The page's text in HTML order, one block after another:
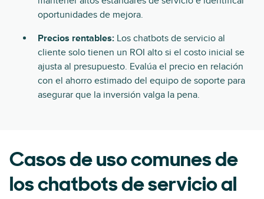
oportunidades de mejora.
Precios rentables: Los chatbots de servicio al
cliente solo tienen un ROI alto si el costo inicial se
ajusta al presupuesto. Evalúa el precio en relación
con el ahorro estimado del equipo de soporte para
asegurar que la inversión valga la pena.
Casos de uso comunes de
los chatbots de servicio al